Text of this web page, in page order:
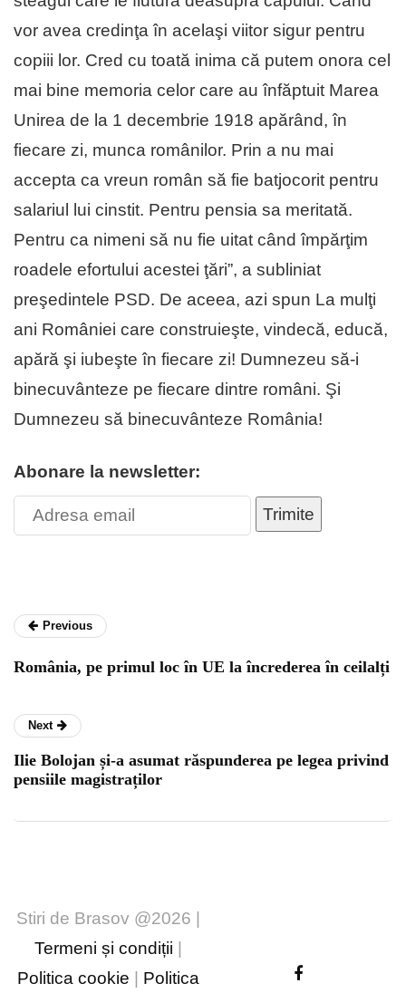
vor avea credinţa în acelaşi viitor sigur pentru
copiii lor. Cred cu toată inima că putem onora cel
mai bine memoria celor care au înfăptuit Marea
Unirea de la 1 decembrie 1918 apărând, în
fiecare zi, munca românilor. Prin a nu mai
accepta ca vreun român să fie batjocorit pentru
salariul lui cinstit. Pentru pensia sa meritată.
Pentru ca nimeni să nu fie uitat când împărţim
roadele efortului acestei ţări”, a subliniat
preşedintele PSD. De aceea, azi spun La mulţi
ani României care construieşte, vindecă, educă,
apără şi iubeşte în fiecare zi! Dumnezeu să-i
binecuvânteze pe fiecare dintre români. Şi
Dumnezeu să binecuvânteze România!
Abonare la newsletter:
Trimite
Previous
România, pe primul loc în UE la încrederea în ceilalți
Next
Ilie Bolojan și-a asumat răspunderea pe legea privind
pensiile magistraților
Stiri de Brasov @2026 |
Termeni și condiții
Politica cookie
Politica